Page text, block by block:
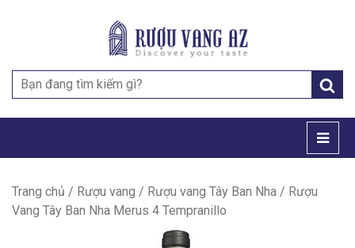
Search
for:
Trang chủ / Rượu vang / Rượu vang Tây Ban Nha / Rượu
Vang Tây Ban Nha Merus 4 Tempranillo